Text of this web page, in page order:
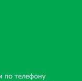
по телефону